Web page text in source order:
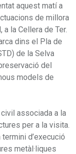
aquest matí a
de millora
la Cellera de Ter.
dins el Pla de
de la Selva
del
models de
civil associada a la
per a la visita.
d’execució
metàl·liques